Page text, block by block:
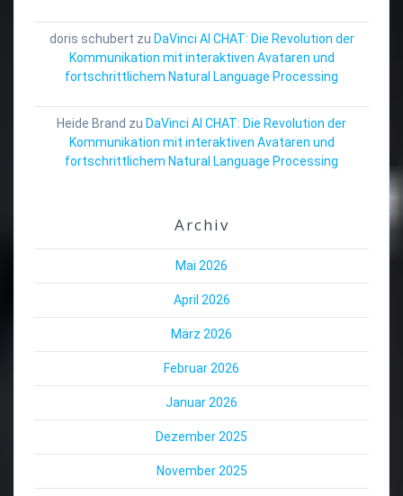
doris schubert zu DaVinci AI CHAT: Die Revolution der
Kommunikation mit interaktiven Avataren und
fortschrittlichem Natural Language Processing
Heide Brand zu DaVinci AI CHAT: Die Revolution der
Kommunikation mit interaktiven Avataren und
fortschrittlichem Natural Language Processing
Archiv
Mai 2026
April 2026
März 2026
Februar 2026
Januar 2026
Dezember 2025
November 2025